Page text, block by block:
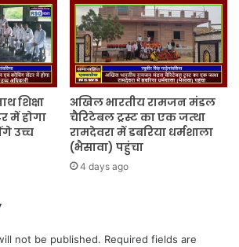
शिक्षा
में होगा
उच्च
अखिल भारतीय रामजन मंडल
चैरिटेबल ट्रस्ट का एक जत्था
रामदेवरा में डबरिया धर्मशाला
(भैसावा) पहुंचा
4 days ago
not be published. Required fields are